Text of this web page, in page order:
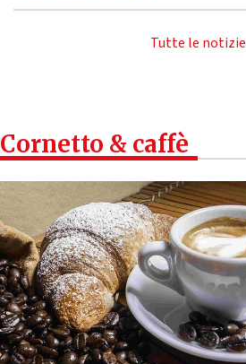
Tutte le notizie
Cornetto & caffè